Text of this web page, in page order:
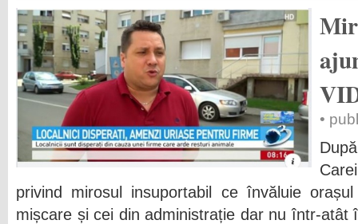
•
privind mirosul insuportabil ce învăluie
mișcare și cei din administrație dar nu într-atât